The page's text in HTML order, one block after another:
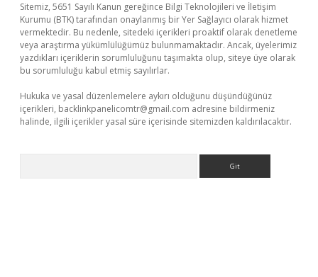
Sitemiz, 5651 Sayılı Kanun gereğince Bilgi Teknolojileri ve İletişim
Kurumu (BTK) tarafından onaylanmış bir Yer Sağlayıcı olarak hizmet
vermektedir. Bu nedenle, sitedeki içerikleri proaktif olarak denetleme
veya araştırma yükümlülüğümüz bulunmamaktadır. Ancak, üyelerimiz
yazdıkları içeriklerin sorumluluğunu taşımakta olup, siteye üye olarak
bu sorumluluğu kabul etmiş sayılırlar.
Hukuka ve yasal düzenlemelere aykırı olduğunu düşündüğünüz
içerikleri, backlinkpanelicomtr@gmail.com adresine bildirmeniz
halinde, ilgili içerikler yasal süre içerisinde sitemizden kaldırılacaktır.